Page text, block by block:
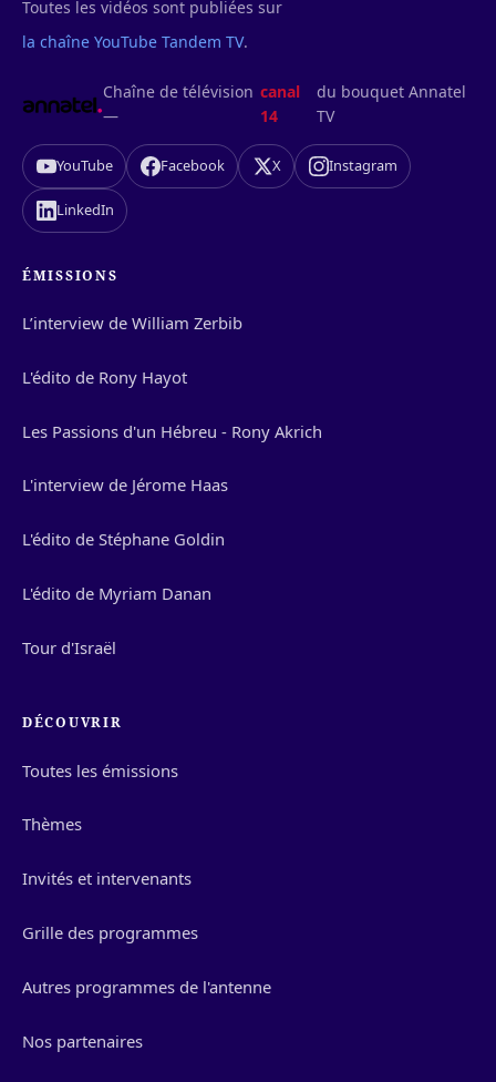
Toutes les vidéos sont publiées sur
la chaîne YouTube Tandem TV.
Chaîne de télévision
—
canal
14
du bouquet Annatel
TV
YouTube Facebook X Instagram
LinkedIn
ÉMISSIONS
L’interview de William Zerbib
L'édito de Rony Hayot
Les Passions d'un Hébreu - Rony Akrich
L'interview de Jérome Haas
L'édito de Stéphane Goldin
L'édito de Myriam Danan
Tour d'Israël
DÉCOUVRIR
Toutes les émissions
Thèmes
Invités et intervenants
Grille des programmes
Autres programmes de l'antenne
Nos partenaires